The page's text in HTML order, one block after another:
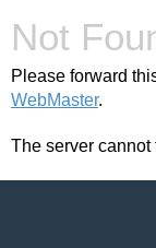
Not
Please forward
WebMaster.
The server cannot